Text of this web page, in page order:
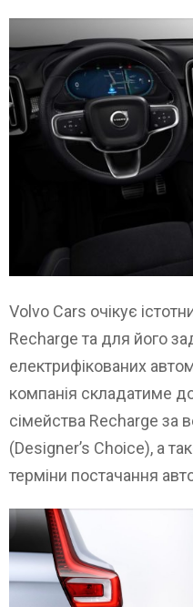
Volvo Cars очікує
Recharge та для його
електрифікованих
компанія складатиме
сімейства Recharge за
(Designer’s Choice), а
терміни постачання